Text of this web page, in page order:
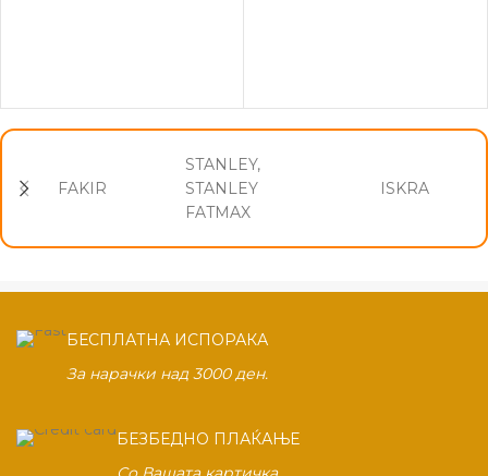
FAKIR
STANLEY,
STANLEY
FATMAX
ISKRA
БЕСПЛАТНА ИСПОРАКА
За нарачки над 3000 ден.
БЕЗБЕДНО ПЛАЌАЊЕ